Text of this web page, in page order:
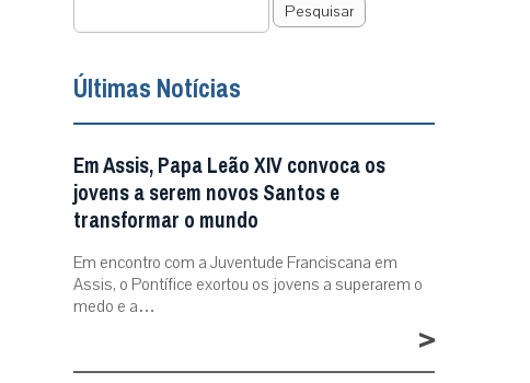
Pesquisar
Últimas Notícias
Em Assis, Papa Leão XIV convoca os
jovens a serem novos Santos e
transformar o mundo
Em encontro com a Juventude Franciscana em
Assis, o Pontífice exortou os jovens a superarem o
medo e a…
>